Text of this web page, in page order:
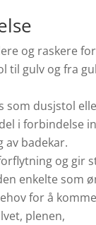
og raskere
til gulv og fra
som dusjstol
i forbindelse
av badekar.
og gir
enkelte som
for å
plenen,